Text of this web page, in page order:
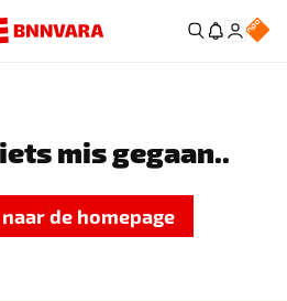
mis gegaan..
de homepage